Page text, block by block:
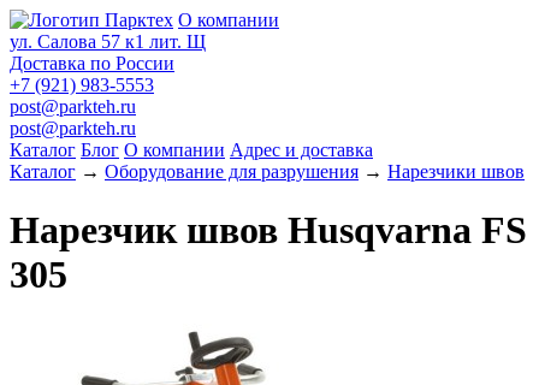
О компании
ул. Салова 57 к1 лит. Щ
Доставка по России
+7 (921) 983-5553
post@parkteh.ru
post@parkteh.ru
Каталог Блог О компании Адрес и доставка
Каталог → Оборудование для разрушения → Нарезчики швов
Нарезчик швов Husqvarna FS
305